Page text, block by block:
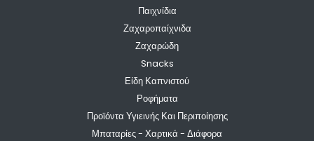
Παιχνίδια
Ζαχαροπαίχνιδα
Ζαχαρώδη
Snacks
Είδη Καπνιστού
Ροφήματα
Προϊόντα Υγιεινής Και Περιποίησης
Μπαταρίες - Χαρτικά - Διάφορα